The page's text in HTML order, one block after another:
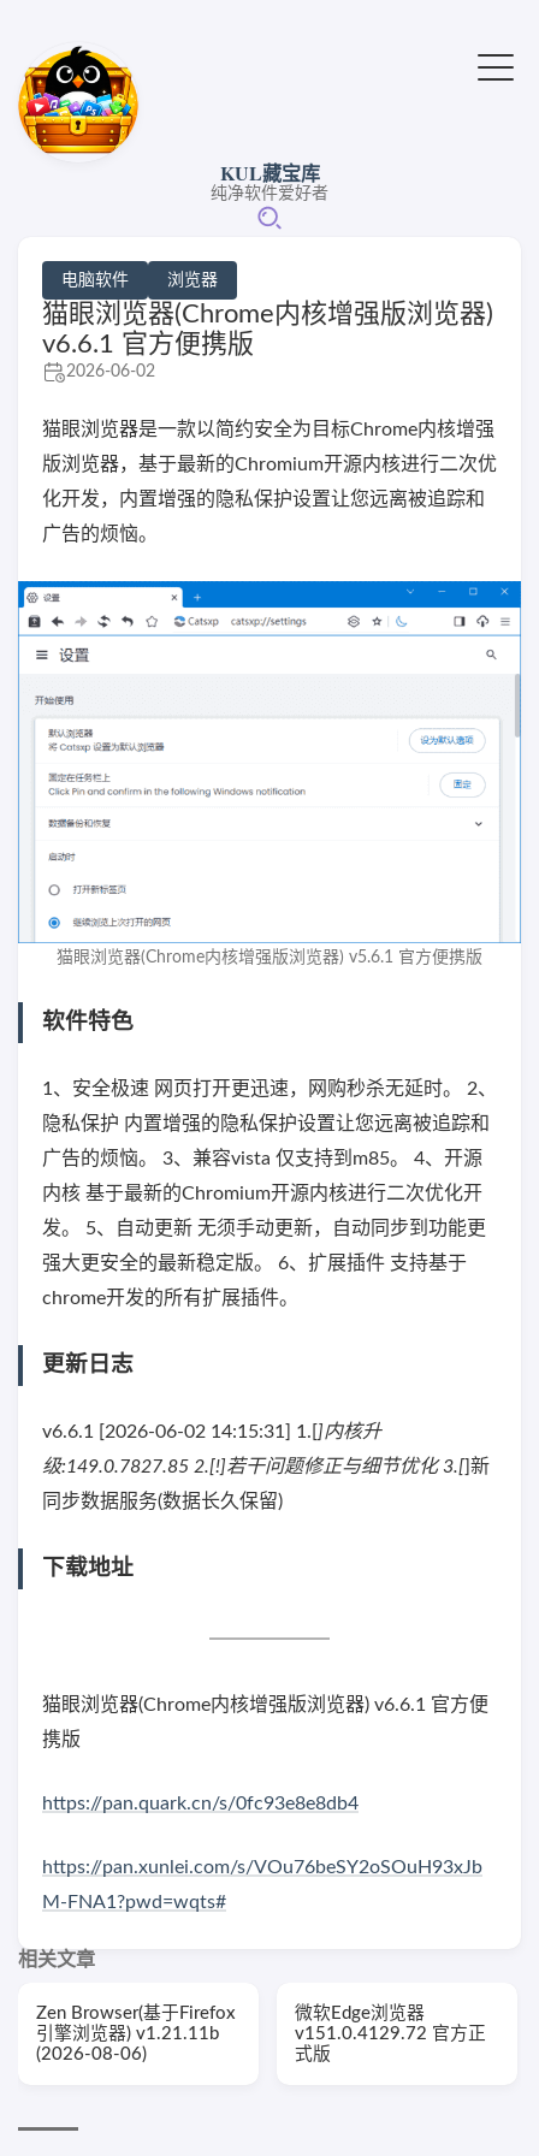
KUL藏宝库
纯净软件爱好者
电脑软件 浏览器
猫眼浏览器(Chrome内核增强版浏览器)
v6.6.1 官方便携版
2026-06-02
猫眼浏览器是一款以简约安全为目标Chrome内核增强
版浏览器，基于最新的Chromium开源内核进行二次优
化开发，内置增强的隐私保护设置让您远离被追踪和
广告的烦恼。
猫眼浏览器(Chrome内核增强版浏览器) v5.6.1 官方便携版
软件特色
1、安全极速 网页打开更迅速，网购秒杀无延时。 2、
隐私保护 内置增强的隐私保护设置让您远离被追踪和
广告的烦恼。 3、兼容vista 仅支持到m85。 4、开源
内核 基于最新的Chromium开源内核进行二次优化开
发。 5、自动更新 无须手动更新，自动同步到功能更
强大更安全的最新稳定版。 6、扩展插件 支持基于
chrome开发的所有扩展插件。
更新日志
v6.6.1 [2026-06-02 14:15:31] 1.[]内核升
级:149.0.7827.85 2.[!]若干问题修正与细节优化 3.[]新
同步数据服务(数据长久保留)
下载地址
猫眼浏览器(Chrome内核增强版浏览器) v6.6.1 官方便
携版
https://pan.quark.cn/s/0fc93e8e8db4
https://pan.xunlei.com/s/VOu76beSY2oSOuH93xJb
M-FNA1?pwd=wqts#
相关文章
Zen Browser(基于Firefox
引擎浏览器) v1.21.11b
(2026-08-06)
微软Edge浏览器
v151.0.4129.72 官方正
式版